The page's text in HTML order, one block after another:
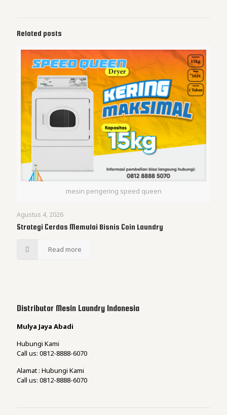
Related posts
mesin pengering speed queen
Agustus 4, 2026
Strategi Cerdas Memulai Bisnis Coin Laundry
Read more
Distributor Mesin Laundry Indonesia
Mulya Jaya Abadi
Hubungi Kami
Call us: 0812-8888-6070
Alamat : Hubungi Kami
Call us: 0812-8888-6070